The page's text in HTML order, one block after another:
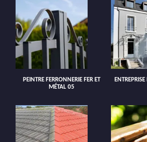
PEINTRE FERRONNERIE FER ET
MÉTAL 05